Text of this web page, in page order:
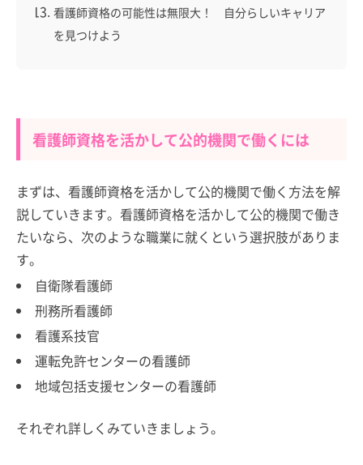
看護師資格の可能性は無限大！ 自分らしいキャリア
を見つけよう
看護師資格を活かして公的機関で働くには
まずは、看護師資格を活かして公的機関で働く方法を解
説していきます。看護師資格を活かして公的機関で働き
たいなら、次のような職業に就くという選択肢がありま
す。
自衛隊看護師
刑務所看護師
看護系技官
運転免許センターの看護師
地域包括支援センターの看護師
それぞれ詳しくみていきましょう。